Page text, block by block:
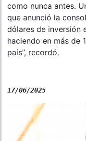
como nunca antes.
que anunció la
dólares de inversión
haciendo en más de
país”, recordó.
17/06/2025